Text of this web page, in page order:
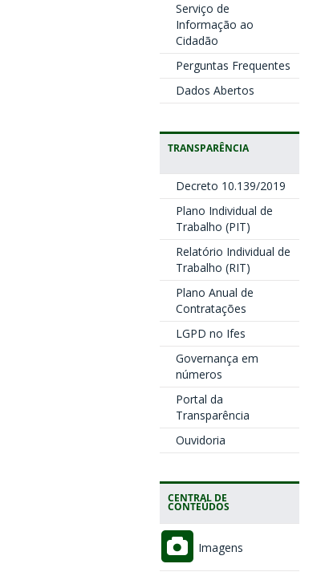
Serviço de
Informação ao
Cidadão
Perguntas Frequentes
Dados Abertos
TRANSPARÊNCIA
Decreto 10.139/2019
Plano Individual de
Trabalho (PIT)
Relatório Individual de
Trabalho (RIT)
Plano Anual de
Contratações
LGPD no Ifes
Governança em
números
Portal da
Transparência
Ouvidoria
CENTRAL DE
CONTEÚDOS
Imagens